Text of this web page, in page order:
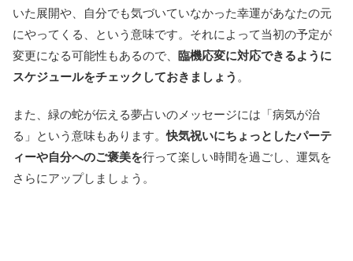
いた展開や、自分でも気づいていなかった幸運があなたの元
にやってくる、という意味です。それによって当初の予定が
変更になる可能性もあるので、 臨機応変に対応できるように
スケジュールをチェックしておきましょう 。
また、緑の蛇が伝える夢占いのメッセージには「病気が治
る」という意味もあります。快気祝いにちょっとしたパーテ
ィーや自分へのご褒美を行って楽しい時間を過ごし、運気を
さらにアップしましょう。